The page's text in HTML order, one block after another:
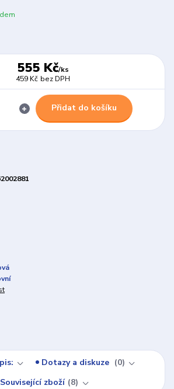
555 Kč/ks
459 Kč bez DPH
Přidat do košíku
Dotazy a diskuze
0
Související zboží 8